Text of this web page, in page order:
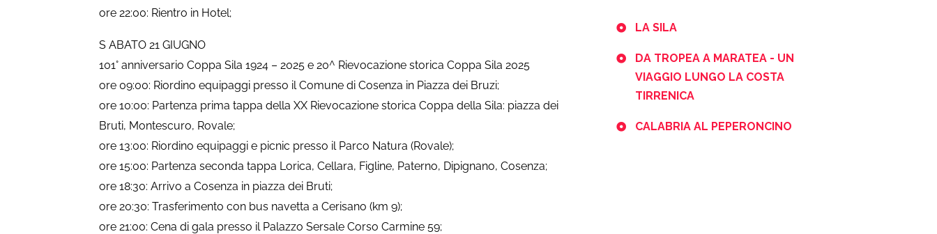
ore 22:00: Rientro in Hotel;
S ABATO 21 GIUGNO
101° anniversario Coppa Sila 1924 – 2025 e 20^ Rievocazione storica Coppa Sila 2025
ore 09:00: Riordino equipaggi presso il Comune di Cosenza in Piazza dei Bruzi;
ore 10:00: Partenza prima tappa della XX Rievocazione storica Coppa della Sila: piazza dei
Bruti, Montescuro, Rovale;
ore 13:00: Riordino equipaggi e picnic presso il Parco Natura (Rovale);
ore 15:00: Partenza seconda tappa Lorica, Cellara, Figline, Paterno, Dipignano, Cosenza;
ore 18:30: Arrivo a Cosenza in piazza dei Bruti;
ore 20:30: Trasferimento con bus navetta a Cerisano (km 9);
ore 21:00: Cena di gala presso il Palazzo Sersale Corso Carmine 59;
LA SILA
DA TROPEA A MARATEA - UN
VIAGGIO LUNGO LA COSTA
TIRRENICA
CALABRIA AL PEPERONCINO